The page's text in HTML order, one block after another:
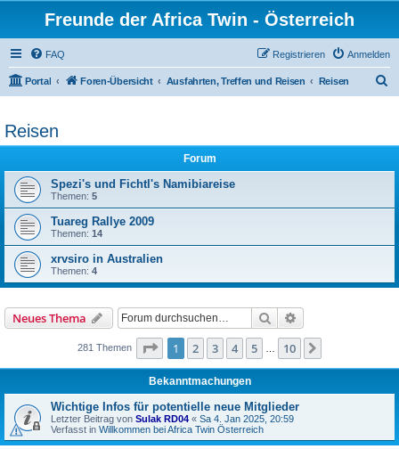
Freunde der Africa Twin - Österreich
FAQ Anmelden
Registrieren
Portal Foren-Übersicht Ausfahrten, Treffen und Reisen Reisen
h
Reisen
Forum
Spezi's und Fichtl's Namibiareise
Themen: 5
Tuareg Rallye 2009
Themen: 14
xrvsiro in Australien
Themen: 4
Neues Thema Suche
281 Themen Seite 1von 10
1 2 3 4 5 10
Bekanntmachungen
Wichtige Infos für potentielle neue Mitglieder
Letzter Beitrag von Sulak RD04 « Sa 4. Jan 2025, 20:59
Verfasst in Willkommen bei Africa Twin Österreich